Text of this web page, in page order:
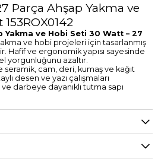
Parça Ahşap Yakma ve
Yakma ve Hobi Seti 30 Watt – 27
ve hobi projeleri için tasarlanmış
Hafif ve ergonomik yapısı sayesinde
yorgunluğunu azaltır.
cam, deri, kumaş ve kağıt
desen ve yazı çalışmaları
darbeye dayanıklı tutma sapı
ve kağıt üzerinde kullanım
ergonomik sap
kullanım
uzun kablo